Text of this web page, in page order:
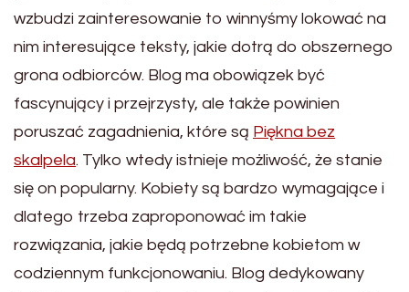
wzbudzi zainteresowanie to winnyśmy lokować na
nim interesujące teksty, jakie dotrą do obszernego
grona odbiorców. Blog ma obowiązek być
fascynujący i przejrzysty, ale także powinien
poruszać zagadnienia, które są Piękna bez
skalpela. Tylko wtedy istnieje możliwość, że stanie
się on popularny. Kobiety są bardzo wymagające i
dlatego trzeba zaproponować im takie
rozwiązania, jakie będą potrzebne kobietom w
codziennym funkcjonowaniu. Blog dedykowany